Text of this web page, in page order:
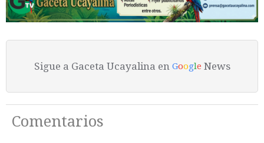
Sigue a Gaceta Ucayalina en Google News
Comentarios